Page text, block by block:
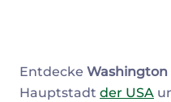
Entdecke Washington
Hauptstadt der USA